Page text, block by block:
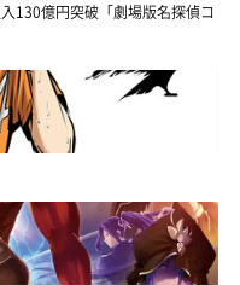
130億円突破「劇場版名探偵コ